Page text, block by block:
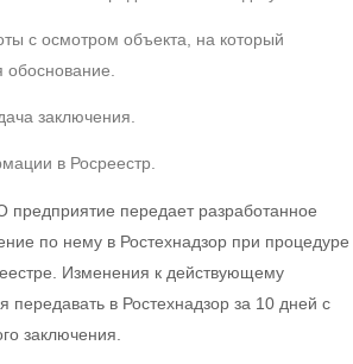
с осмотром объекта, на который
обоснование.
заключения.
в Росреестр.
передает разработанное
по нему в Ростехнадзор при процедуре
Изменения к действующему
передавать в Ростехнадзор за 10 дней с
заключения.